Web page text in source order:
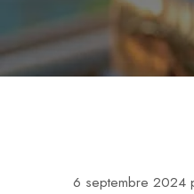
6 septembre 2024